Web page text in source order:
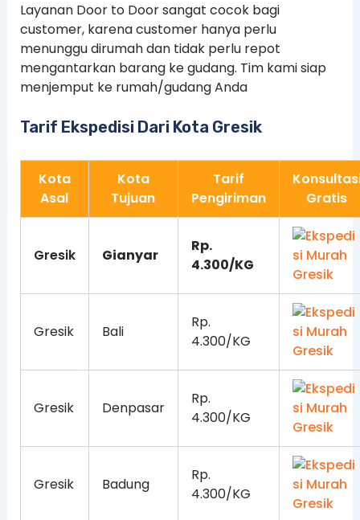
Layanan Door to Door sangat cocok bagi
customer, karena customer hanya perlu
menunggu dirumah dan tidak perlu repot
mengantarkan barang ke gudang. Tim kami siap
menjemput ke rumah/gudang Anda
Tarif Ekspedisi Dari Kota Gresik
Kota
Asal
Kota
Tujuan
Tarif
Pengiriman
Gratis
Gresik Gianyar
Rp.
4.300/KG
Gresik Bali
Rp.
4.300/KG
Gresik Denpasar
Rp.
4.300/KG
Gresik Badung
Rp.
4.300/KG